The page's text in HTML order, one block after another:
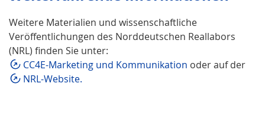
Weitere Materialien und wissenschaftliche
Veröffentlichungen des Norddeutschen Reallabors
(NRL) finden Sie unter:
CC4E-Marketing und Kommunikation oder auf der
NRL-Website.